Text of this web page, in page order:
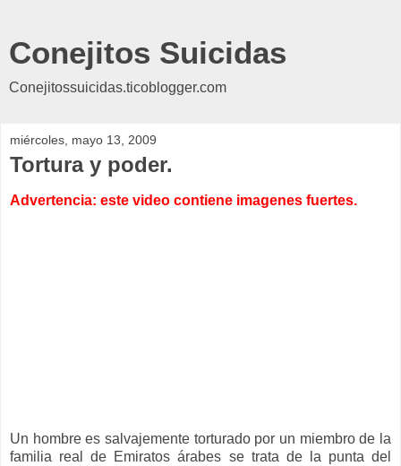
Conejitos Suicidas
Conejitossuicidas.ticoblogger.com
miércoles, mayo 13, 2009
Tortura y poder.
Advertencia: este video contiene imagenes fuertes.
Un hombre es salvajemente torturado por un miembro de la
familia real de Emiratos árabes se trata de la punta del